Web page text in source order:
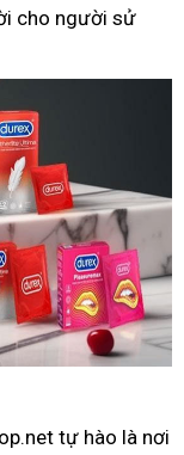
cho người sử
tự hào là nơi